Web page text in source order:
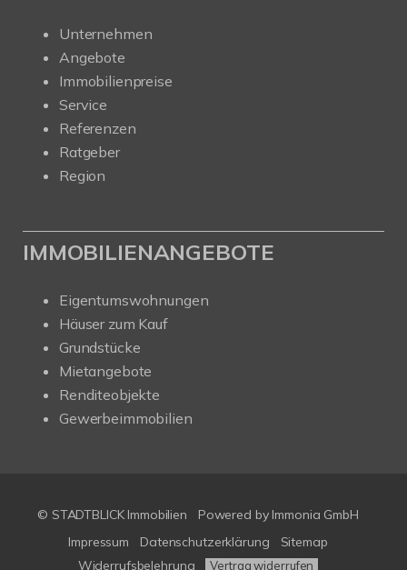
Unternehmen
Angebote
Immobilienpreise
Service
Referenzen
Ratgeber
Region
IMMOBILIENANGEBOTE
Eigentumswohnungen
Häuser zum Kauf
Grundstücke
Mietangebote
Renditeobjekte
Gewerbeimmobilien
© STADTBLICK Immobilien Powered by Immonia GmbH
Impressum
Datenschutzerklärung
Sitemap
Widerrufsbelehrung
Vertrag widerrufen